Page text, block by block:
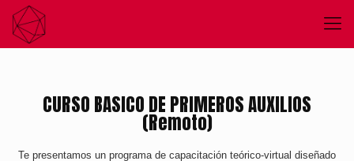
CURSO BASICO DE PRIMEROS AUXILIOS
(Remoto)
Te presentamos un programa de capacitación teórico-virtual diseñado